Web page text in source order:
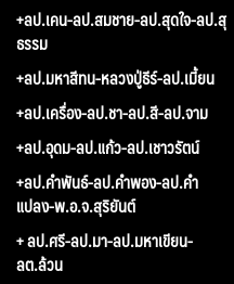
+ลป.เคน-ลป.สมชาย-ลป.สุดใจ-ลป.สุ
ธรรม
+ลป.มหาสีทน-หลวงปู่ธีร์-ลป.เมี้ยน
+ลป.เครื่อง-ลป.ชา-ลป.สี-ลป.จาม
+ลป.อุดม-ลป.แก้ว-ลป.เชาวรัตน์
+ลป.คำพันธ์-ลป.คำพอง-ลป.คำ
แปลง-พ.อ.จ.สุริยันต์
+ ลป.ศรี-ลป.มา-ลป.มหาเขียน-
ลต.ล้วน